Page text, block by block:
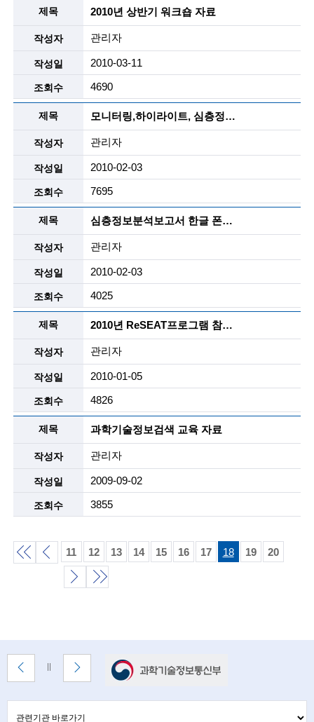
d
e
n
g
i
n
e
e
r
s
f
o
r
a
d
v
a
n
c
e
m
n
t
t
2010년 상반기 워크숍 자료
관리자
2010-03-11
4690
모니터링,하이라이트, 심층정보분석 보고서 양식과 샘플
관리자
2010-02-03
7695
심층정보분석보고서 한글 폰트 파일
관리자
2010-02-03
4025
2010년 ReSEAT프로그램 참여자 신청 양식
관리자
2010-01-05
4826
과학기술정보검색 교육 자료
관리자
2009-09-02
3855
록
록
11 12 13 14 15 16 17 18 19 20
록
배
너
존
전
너
보
너
지
음
너
보